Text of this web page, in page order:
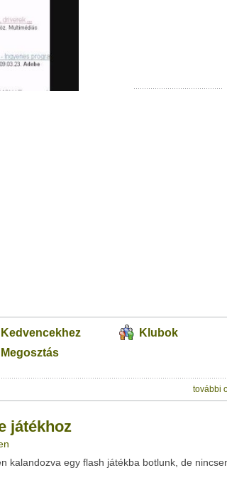
Kedvencekhez
Klubok
Megosztás
további
Üzenet (opcionális):
!
játékhoz
kalandozva egy flash játékba botlunk, de